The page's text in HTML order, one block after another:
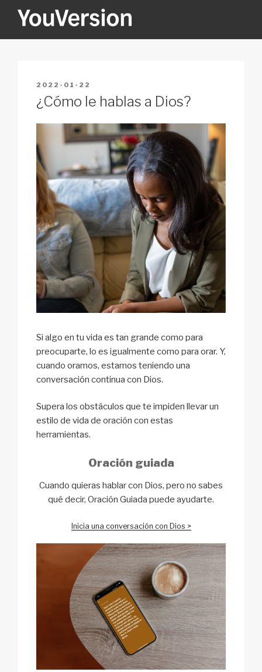
YOUVERSION
POSTED
ON
2022-01-22
¿Cómo le hablas a Dios?
Si algo en tu vida es tan grande como para
preocuparte, lo es igualmente como para orar. Y,
cuando oramos, estamos teniendo una
conversación continua con Dios.
Supera los obstáculos que te impiden llevar un
estilo de vida de oración con estas
herramientas.
Oración guiada
​​Cuando quieras hablar con Dios, pero no sabes
qué decir, Oración Guiada puede ayudarte.
Inicia una conversación con Dios >